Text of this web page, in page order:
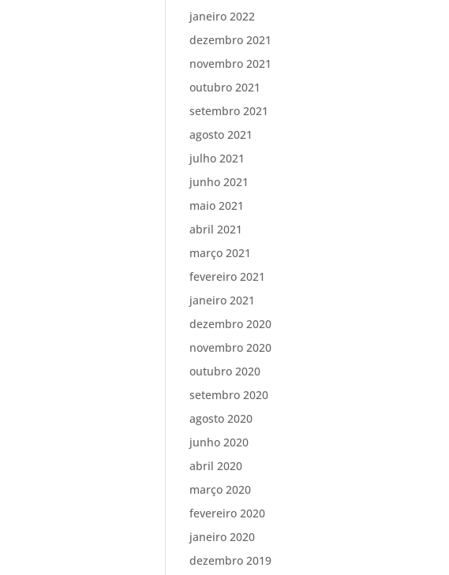
janeiro 2022
dezembro 2021
novembro 2021
outubro 2021
setembro 2021
agosto 2021
julho 2021
junho 2021
maio 2021
abril 2021
março 2021
fevereiro 2021
janeiro 2021
dezembro 2020
novembro 2020
outubro 2020
setembro 2020
agosto 2020
junho 2020
abril 2020
março 2020
fevereiro 2020
janeiro 2020
dezembro 2019